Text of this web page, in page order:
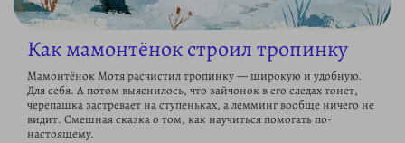
Как мамонтёнок строил тропинку
Мамонтёнок Мотя расчистил тропинку — широкую и удобную.
Для себя. А потом выяснилось, что зайчонок в его следах тонет,
черепашка застревает на ступеньках, а лемминг вообще ничего не
видит. Смешная сказка о том, как научиться помогать по-
настоящему.